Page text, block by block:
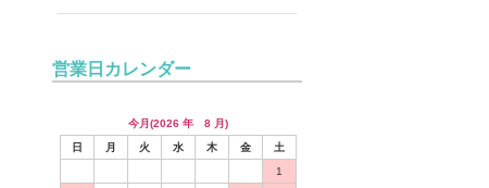
営業日カレンダー
今月(2026 年 8 月)
日
月 火 水 木 金
土
1